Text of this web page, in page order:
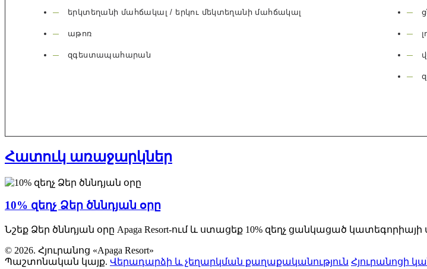
երկտեղանի մահճակալ / երկու մեկտեղանի մահճակալ
աթոռ
զգեստապահարան
Հատուկ առաջարկներ
10% զեղչ Ձեր ծննդյան օրը
Նշեք Ձեր ծննդյան օրը Apaga Resort-ում և ստացեք 10% զեղչ ցանկացած կատեգորիայի
© 2026. Հյուրանոց «Apaga Resort»
Պաշտոնական կայք. Վերադարձի և չեղարկման քաղաքականություն Հյուրանոցի